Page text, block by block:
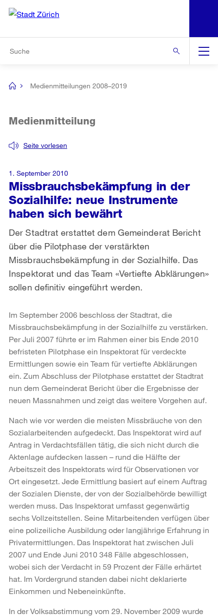
Navigation
[no
Medienmitteilungen 2008–2019
Missbrauchsbekämpfung in der
Sozialhilfe: neue Instrumente
haben sich bewährt
Seite vorlesen
Medienmitteilung
Der Stadtrat erstattet dem Gemeinderat Bericht
über die Pilotphase der verstärkten
Missbrauchsbekämpfung in der Sozialhilfe. Das
Inspektorat und das Team «Vertiefte Abklärungen»
sollen definitiv eingeführt werden.
1. September 2010
Im September 2006 beschloss der Stadtrat, die
Missbrauchsbekämpfung in der Sozialhilfe zu verstärken.
Per Juli 2007 führte er im Rahmen einer bis Ende 2010
befristeten Pilotphase ein Inspektorat für verdeckte
Ermittlungen sowie ein Team für vertiefte Abklärungen
ein. Zum Abschluss der Pilotphase erstattet der Stadtrat
nun dem Gemeinderat Bericht über die Ergebnisse der
neuen Massnahmen und zeigt das weitere Vorgehen auf.
Nach wie vor werden die meisten Missbräuche von den
Sozialarbeitenden aufgedeckt. Das Inspektorat wird auf
Antrag in Verdachtsfällen tätig, die sich nicht durch die
Aktenlage aufdecken lassen – rund die Hälfte der
Arbeitszeit des Inspektorats wird für Observationen vor
Ort eingesetzt. Jede Ermittlung basiert auf einem Auftrag
der Sozialen Dienste, der von der Sozialbehörde bewilligt
werden muss. Das Inspektorat umfasst gegenwärtig
sechs Vollzeitstellen. Seine Mitarbeitenden verfügen über
eine polizeiliche Ausbildung oder langjährige Erfahrung in
Privatermittlungen. Das Inspektorat hat zwischen Juli
2007 und Ende Juni 2010 348 Fälle abgeschlossen,
wobei sich der Verdacht in 59 Prozent der Fälle erhärtet
hat. Im Vordergrund standen dabei nicht deklarierte
Einkommen und Nebeneinkünfte.
In der Volksabstimmung vom 29. November 2009 wurde